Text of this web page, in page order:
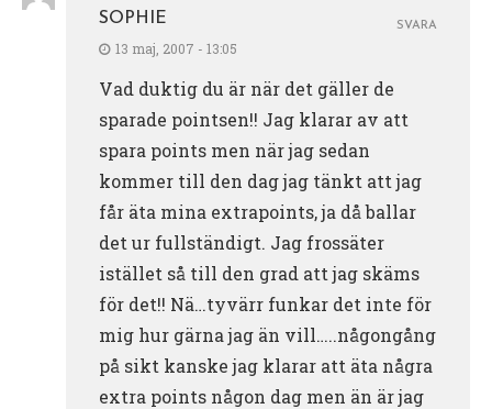
SOPHIE
13 maj, 2007 - 13:05
Vad duktig du är när det gäller de
sparade pointsen!! Jag klarar av att
spara points men när jag sedan
kommer till den dag jag tänkt att jag
får äta mina extrapoints, ja då ballar
det ur fullständigt. Jag frossäter
istället så till den grad att jag skäms
för det!! Nä…tyvärr funkar det inte för
mig hur gärna jag än vill…..någongång
på sikt kanske jag klarar att äta några
extra points någon dag men än är jag
SVARA